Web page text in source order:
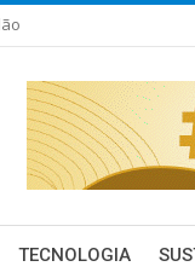
TECNOLOGIA